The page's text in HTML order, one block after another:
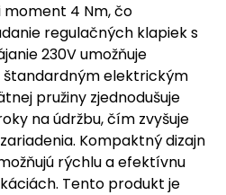
4 Nm, čo
regulačných klapiek s
230V umožňuje
štandardným elektrickým
pružiny zjednodušuje
na údržbu, čím zvyšuje
Kompaktný dizajn
rýchlu a efektívnu
Tento produkt je